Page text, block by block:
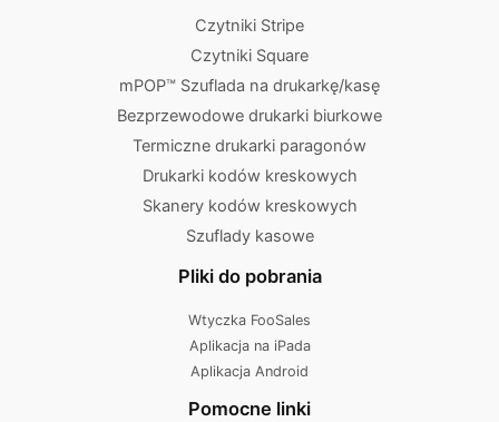
Czytniki Stripe
Czytniki Square
mPOP™ Szuflada na drukarkę/kasę
Bezprzewodowe drukarki biurkowe
Termiczne drukarki paragonów
Drukarki kodów kreskowych
Skanery kodów kreskowych
Szuflady kasowe
Pliki do pobrania
Wtyczka FooSales
Aplikacja na iPada
Aplikacja Android
Pomocne linki